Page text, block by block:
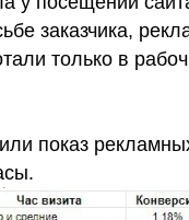
заказчика,
только в
показ